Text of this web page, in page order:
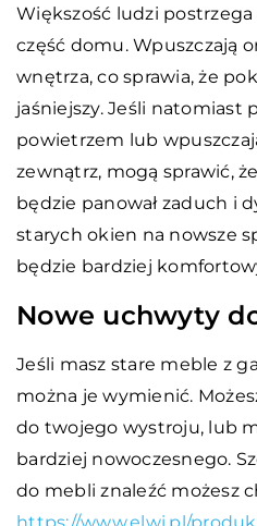
Większość ludzi
część domu. Wpuszczają
wnętrza, co sprawia, że
jaśniejszy. Jeśli natomiast
powietrzem lub
zewnątrz, mogą sprawić,
będzie panował zaduch i
starych okien na nowsze
będzie bardziej
Nowe uchwyty
Jeśli masz stare meble z
można je wymienić.
do twojego wystroju, lub
bardziej nowoczesnego.
do mebli znaleźć możesz
https://www.elwi.pl/